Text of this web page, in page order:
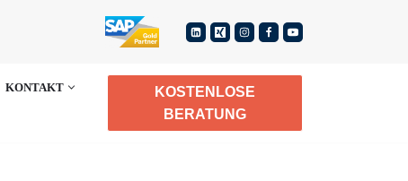
KONTAKT
KOSTENLOSE
BERATUNG